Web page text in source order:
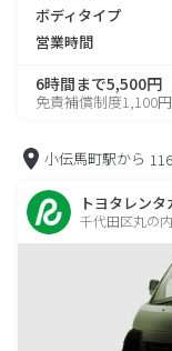
ボディタイプ
営業時間
6時間まで5,500円
免責補償制度1,100円
小伝馬町駅から
トヨタレン
千代田区丸の